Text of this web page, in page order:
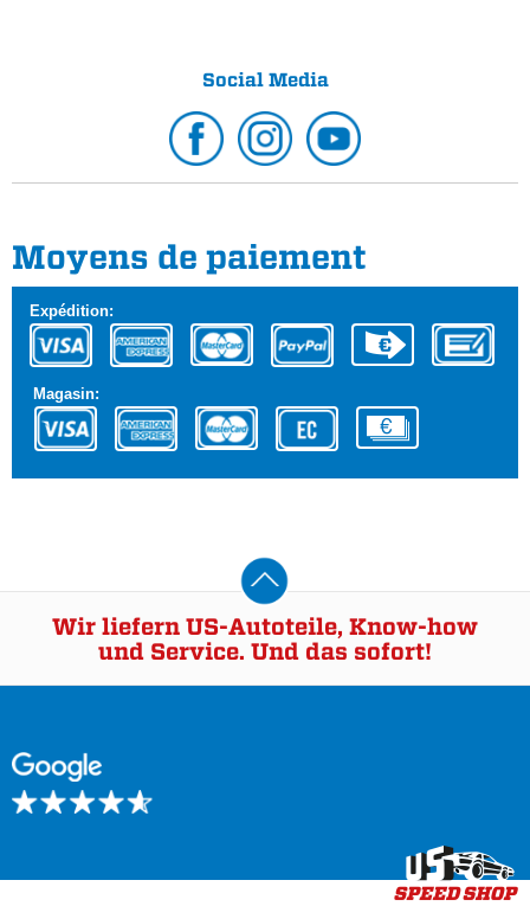
Social Media
Moyens de paiement
Expédition:
Magasin:
Wir liefern US-Autoteile, Know-how
und Service. Und das sofort!